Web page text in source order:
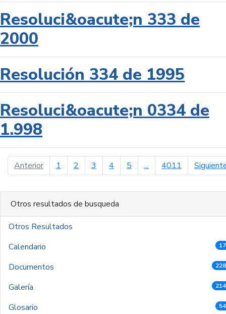
Resoluci&oacute;n 333 de
2000
Resolución 334 de 1995
Resoluci&oacute;n 0334 de
1.998
Anteriorpágina anterior
1 2 3 4 5 ... 4011
Otros resultados de busqueda
Otros Resultados
Calendario
Documentos
Galería
Glosario